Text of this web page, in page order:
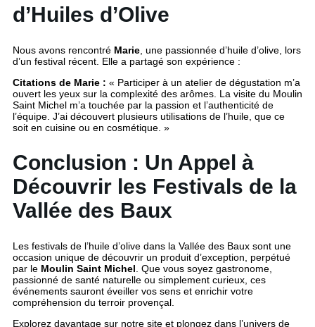
d’Huiles d’Olive
Nous avons rencontré Marie, une passionnée d’huile d’olive, lors
d’un festival récent. Elle a partagé son expérience :
Citations de Marie : « Participer à un atelier de dégustation m’a
ouvert les yeux sur la complexité des arômes. La visite du Moulin
Saint Michel m’a touchée par la passion et l’authenticité de
l’équipe. J’ai découvert plusieurs utilisations de l’huile, que ce
soit en cuisine ou en cosmétique. »
Conclusion : Un Appel à
Découvrir les Festivals de la
Vallée des Baux
Les festivals de l’huile d’olive dans la Vallée des Baux sont une
occasion unique de découvrir un produit d’exception, perpétué
par le Moulin Saint Michel . Que vous soyez gastronome,
passionné de santé naturelle ou simplement curieux, ces
événements sauront éveiller vos sens et enrichir votre
compréhension du terroir provençal.
Explorez davantage sur notre site et plongez dans l’univers de